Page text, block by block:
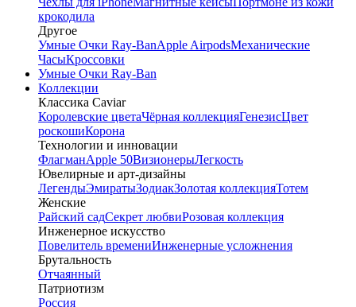
крокодила
Другое
Умные Очки Ray-BanApple AirpodsМеханические
ЧасыКроссовки
Умные Очки Ray-Ban
Коллекции
Классика Caviar
Королевские цветаЧёрная коллекцияГенезисЦвет
роскошиКорона
Технологии и инновации
ФлагманApple 50ВизионерыЛегкость
Ювелирные и арт-дизайны
ЛегендыЭмиратыЗодиакЗолотая коллекцияТотем
Женские
Райский садСекрет любвиРозовая коллекция
Инженерное искусство
Повелитель времениИнженерные усложнения
Брутальность
Отчаянный
Патриотизм
Россия